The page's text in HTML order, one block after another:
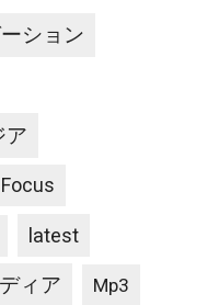
ション
ア
latest
ィア Mp3